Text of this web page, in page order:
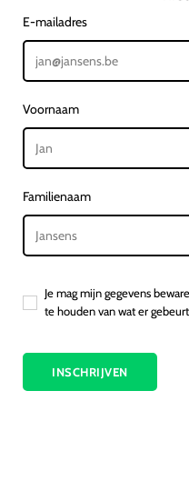
E-mailadres
Voornaam
Familienaam
Je mag mijn gegevens
te houden van wat er
INSCHRIJVEN